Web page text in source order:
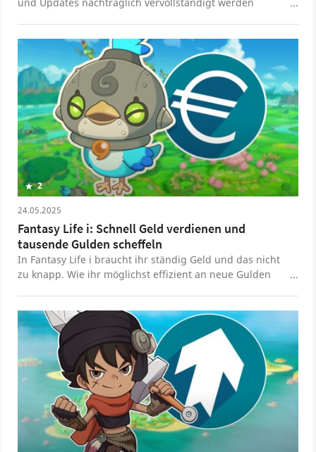
2
24.05.2025
Fantasy Life i: Schnell Geld verdienen und
tausende Gulden scheffeln
In Fantasy Life i braucht ihr ständig Geld und das nicht
zu knapp. Wie ihr möglichst effizient an neue Gulden